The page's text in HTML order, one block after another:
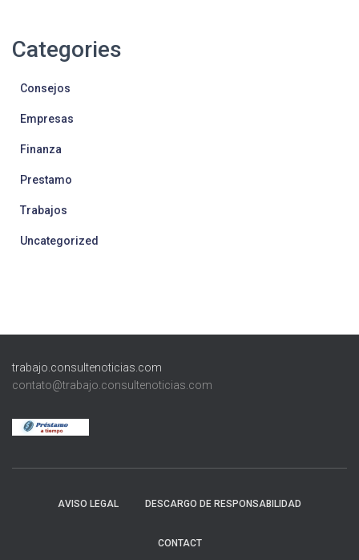
Categories
Consejos
Empresas
Finanza
Prestamo
Trabajos
Uncategorized
trabajo.consultenoticias.com
contato@trabajo.consultenoticias.com
AVISO LEGAL DESCARGO DE RESPONSABILIDAD
CONTACT